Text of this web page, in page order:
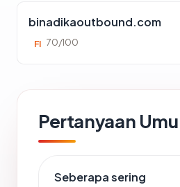
binadikaoutbound.com
FI 70/100
Pertanyaan
Seberapa sering